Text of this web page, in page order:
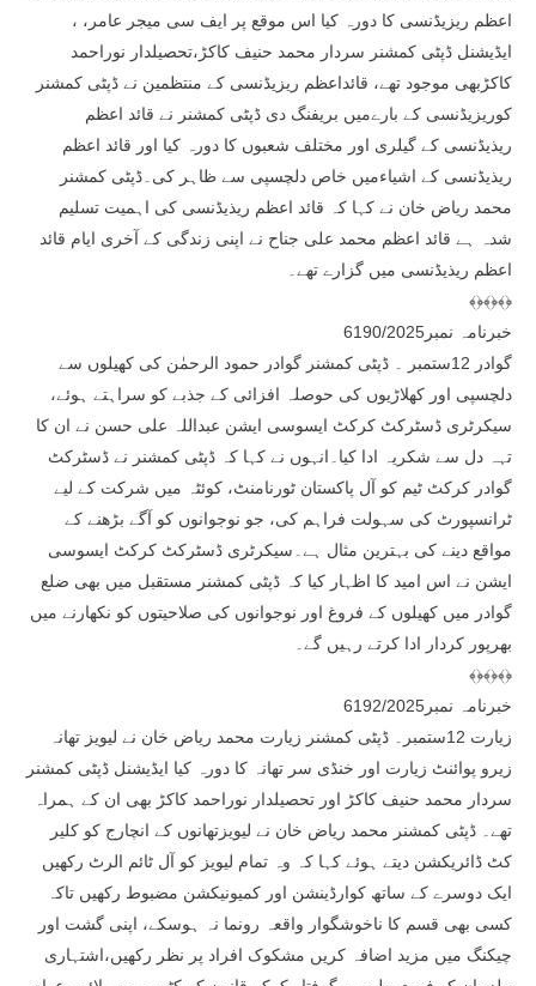
اعظم ریزیڈنسی کا دورہ کیا اس موقع پر ایف سی میجر عامر، ،
ایڈیشنل ڈپٹی کمشنر سردار محمد حنیف کاکڑ،تحصیلدار نوراحمد
کاکڑبھی موجود تھے، قائداعظم ریزیڈنسی کے منتظمین نے ڈپٹی کمشنر
کوریزیڈنسی کے بارےمیں بریفنگ دی ڈپٹی کمشنر نے قائد اعظم
ریذیڈنسی کے گیلری اور مختلف شعبوں کا دورہ کیا اور قائد اعظم
ریذیڈنسی کے اشیاءمیں خاص دلچسپی سے ظاہر کی۔ڈپٹی کمشنر
محمد ریاض خان نے کہا کہ قائد اعظم ریذیڈنسی کی اہمیت تسلیم
شدہ ہے قائد اعظم محمد علی جناح نے اپنی زندگی کے آخری ایام قائد
اعظم ریذیڈنسی میں گزارے تھے۔
﴾﴿﴾﴿﴾﴿
خبرنامہ نمبر6190/2025
گوادر 12ستمبر ۔ ڈپٹی کمشنر گوادر حمود الرحمٰن کی کھیلوں سے
دلچسپی اور کھلاڑیوں کی حوصلہ افزائی کے جذبے کو سراہتے ہوئے،
سیکرٹری ڈسٹرکٹ کرکٹ ایسوسی ایشن عبداللہ علی حسن نے ان کا
تہہ دل سے شکریہ ادا کیا۔انہوں نے کہا کہ ڈپٹی کمشنر نے ڈسٹرکٹ
گوادر کرکٹ ٹیم کو آل پاکستان ٹورنامنٹ، کوئٹہ میں شرکت کے لیے
ٹرانسپورٹ کی سہولت فراہم کی، جو نوجوانوں کو آگے بڑھنے کے
مواقع دینے کی بہترین مثال ہے۔سیکرٹری ڈسٹرکٹ کرکٹ ایسوسی
ایشن نے اس امید کا اظہار کیا کہ ڈپٹی کمشنر مستقبل میں بھی ضلع
گوادر میں کھیلوں کے فروغ اور نوجوانوں کی صلاحیتوں کو نکھارنے میں
بھرپور کردار ادا کرتے رہیں گے۔
﴾﴿﴾﴿﴾﴿
خبرنامہ نمبر6192/2025
زیارت 12ستمبر۔ ڈپٹی کمشنر زیارت محمد ریاض خان نے لیویز تھانہ
زیرو پوائنٹ زیارت اور خنڈی سر تھانہ کا دورہ کیا ایڈیشنل ڈپٹی کمشنر
سردار محمد حنیف کاکڑ اور تحصیلدار نوراحمد کاکڑ بھی ان کے ہمراہ
تھے۔ ڈپٹی کمشنر محمد ریاض خان نے لیویزتھانوں کے انچارج کو کلیر
کٹ ڈائریکشن دیتے ہوئے کہا کہ وہ تمام لیویز کو آل ٹائم الرٹ رکھیں
ایک دوسرے کے ساتھ کوارڈینشن اور کمیونیکشن مضبوط رکھیں تاکہ
کسی بھی قسم کا ناخوشگوار واقعہ رونما نہ ہوسکے، اپنی گشت اور
چیکنگ میں مزید اضافہ کریں مشکوک افراد پر نظر رکھیں،اشتہاری